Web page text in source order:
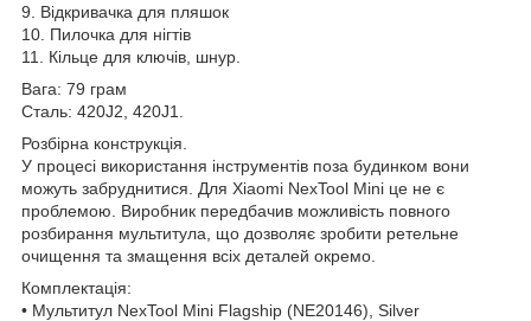
9. Відкривачка для пляшок
10. Пилочка для нігтів
11. Кільце для ключів, шнур.
Вага: 79 грам
Сталь: 420J2, 420J1.
Розбірна конструкція.
У процесі використання інструментів поза будинком вони
можуть забруднитися. Для Xiaomi NexTool Mini це не є
проблемою. Виробник передбачив можливість повного
розбирання мультитула, що дозволяє зробити ретельне
очищення та змащення всіх деталей окремо.
Комплектація:
• Мультитул NexTool Mini Flagship (NE20146), Silver